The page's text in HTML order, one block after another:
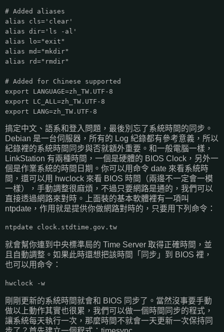
# Added aliases
alias cls='clear'
alias dir='ls -al'
alias lo="exit"
alias md="mkdir"
alias rd="rmdir"
# Added for Chinese supported
export LANGUAGE=zh_TW.UTF-8
export LC_ALL=zh_TW.UTF-8
export LANG=zh_TW.UTF-8
搞定中文、語系和登入問題，最後別忘了系統時間的同步。
Debian 是一台伺服器，所有的 Log 紀錄都有參考意義，所以
紀錄裡的系統時間同步與否就額外重要。和一般電腦一樣，
LinkStation 有兩種時間，一個是硬體的 BIOS Clock，另外一
個是作業系統的時間日期。你可以用命令 date 來看系統時
間，還可以用 hwclock 來看 BIOS 時間（兩邊不一定會一模
一樣），手動調整很麻煩，不過只要網路是通的，我們可以
直接透過網路來對時。上面裝的基本軟體裡有一項叫
ntpdate，作用就是提供你做網路對時的，只要用下列命令：
ntpdate clock.stdtime.gov.tw
就會幫你連到中央標準局的 Time Server 取得正確時間，並
且自動調整。如果此時還想把該時間「同步」到 BIOS 裡，
也可以用命令：
hwclock -w
剛剛更新的系統時間就會和 BIOS 同步了。當然沒事要手動
做以上動作其實也很累，我們可以做一個時間同步的程式，
讓系統每天執行一次，那麼時間不就會一天更新一次保持同